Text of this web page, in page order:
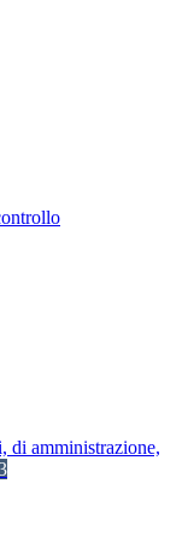
di amministrazione,